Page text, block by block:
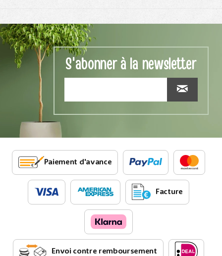
S'abonner à la newsletter
Paiement d'avance
Facture
Envoi contre remboursement